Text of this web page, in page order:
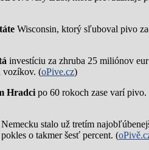
Wisconsin, ktorý sľuboval pivo
investíciu za zhruba 25 miliónov
vozíkov. (oPive.cz)
Hradcipo 60 rokoch zase varí pivo.
Nemecku stalo už tretím
o takmer šesť percent. (